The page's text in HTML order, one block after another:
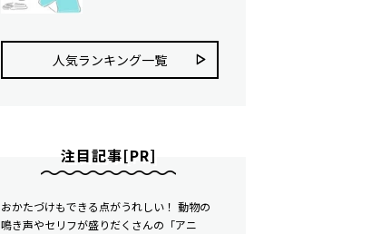
人気ランキング⼀覧
注目記事[PR]
おかたづけもできる点がうれしい！ 動物の
鳴き声やセリフが盛りだくさんの「アニ